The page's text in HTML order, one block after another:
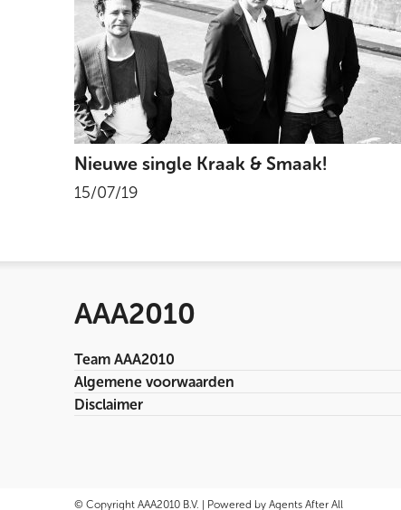
Nieuwe single Kraak & Smaak!
15/07/19
AAA2010
Team AAA2010
Algemene voorwaarden
Disclaimer
© Copyright AAA2010 B.V. | Powered by Agents After All